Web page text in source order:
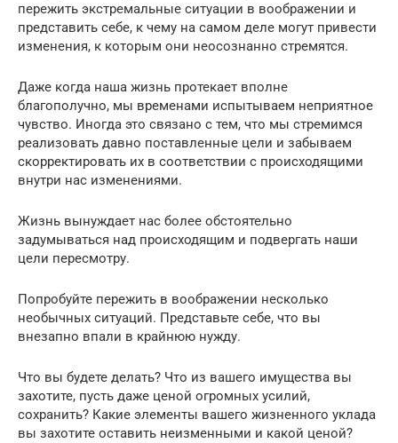
пережить экстремальные ситуации в воображении и
представить себе, к чему на самом деле могут привести
изменения, к которым они неосознанно стремятся.
Даже когда наша жизнь протекает вполне
благополучно, мы временами испытываем неприятное
чувство. Иногда это связано с тем, что мы стремимся
реализовать давно поставленные цели и забываем
скорректировать их в соответствии с происходящими
внутри нас изменениями.
Жизнь вынуждает нас более обстоятельно
задумываться над происходящим и подвергать наши
цели пересмотру.
Попробуйте пережить в воображении несколько
необычных ситуаций. Представьте себе, что вы
внезапно впали в крайнюю нужду.
Что вы будете делать? Что из вашего имущества вы
захотите, пусть даже ценой огромных усилий,
сохранить? Какие элементы вашего жизненного уклада
вы захотите оставить неизменными и какой ценой?